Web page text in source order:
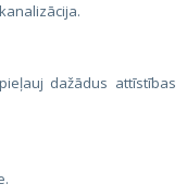
dažādus attīstības